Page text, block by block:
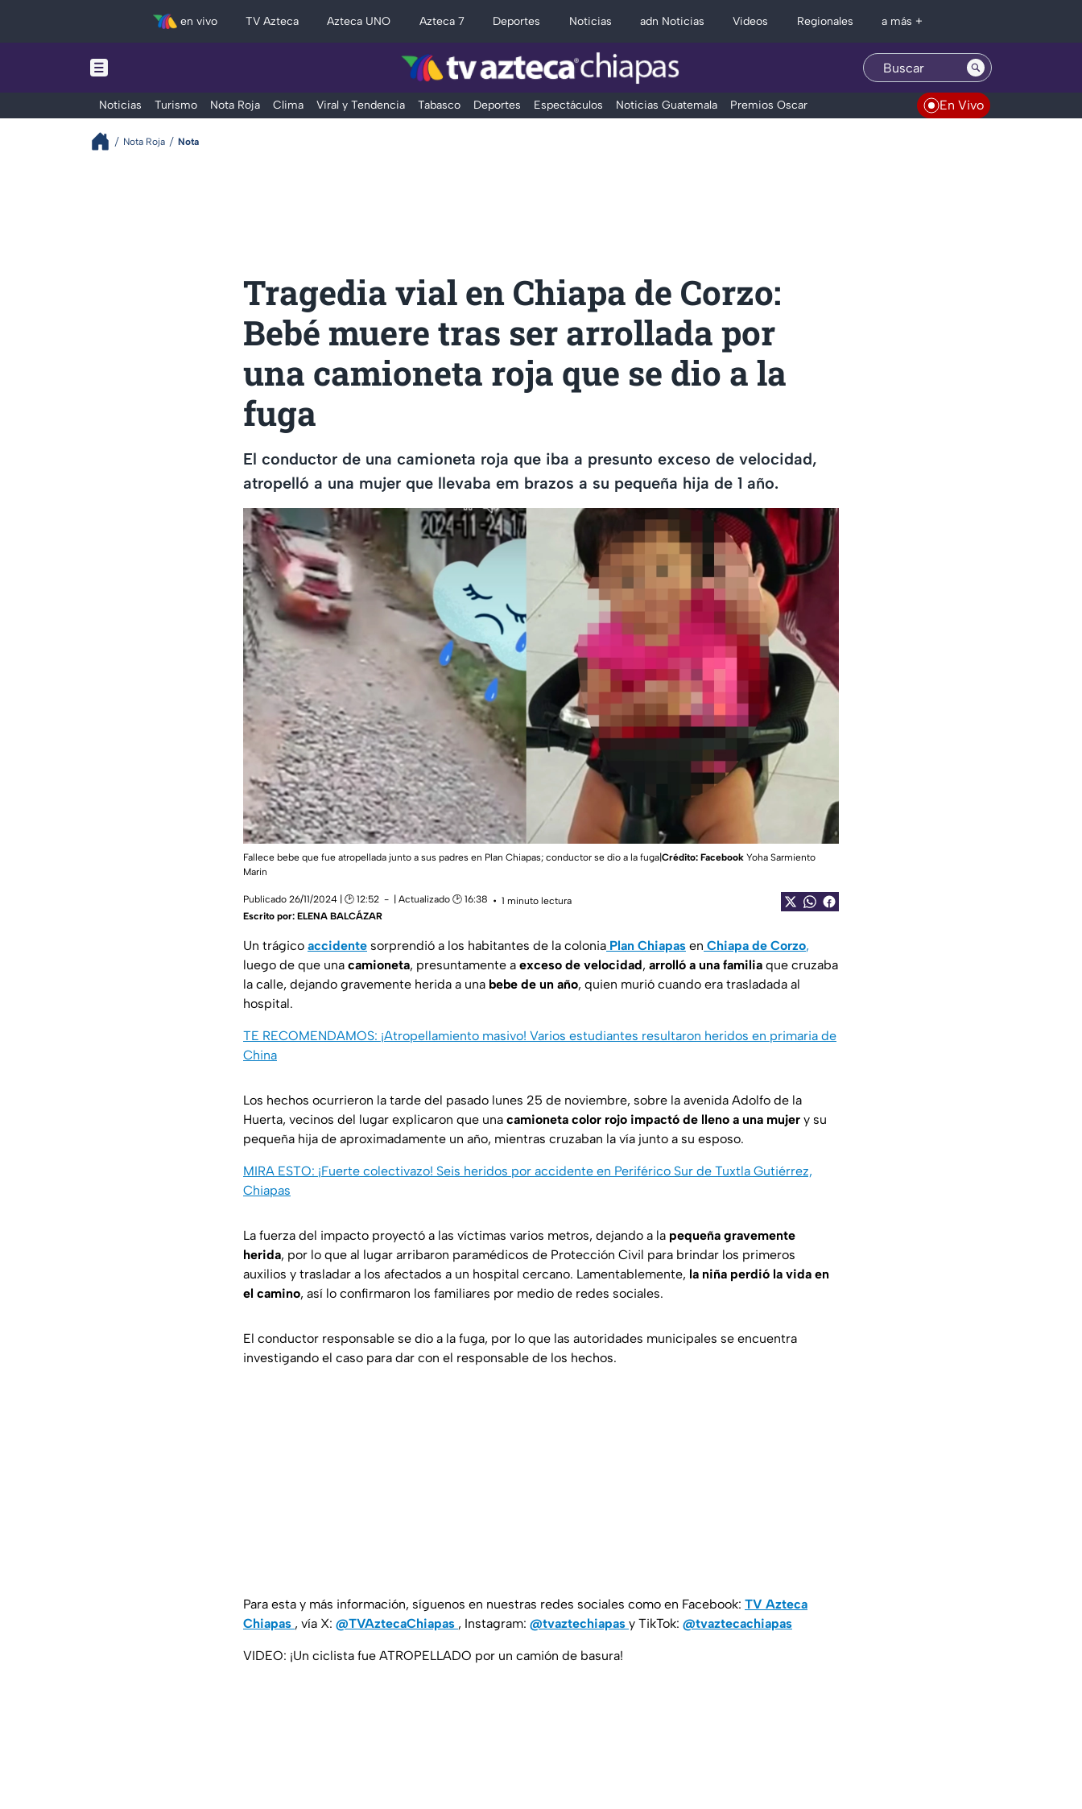
en vivo TV Azteca Azteca UNO Azteca 7 Deportes Noticias adn Noticias Videos Regionales a más +
Noticias Turismo Nota Roja Clima Viral y Tendencia Tabasco Deportes Espectáculos Noticias Guatemala Premios Oscar En Vivo
Nota Roja Nota
Tragedia vial en Chiapa de Corzo:
Bebé muere tras ser arrollada por
una camioneta roja que se dio a la
fuga
El conductor de una camioneta roja que iba a presunto exceso de velocidad,
atropelló a una mujer que llevaba em brazos a su pequeña hija de 1 año.
Fallece bebe que fue atropellada junto a sus padres en Plan Chiapas; conductor se dio a la fuga| Crédito: Facebook Yoha Sarmiento
Marin
Publicado 26/11/2024 | 🕑 12:52 | Actualizado 🕑 16:38
1 minuto lectura
Escrito por: ELENA BALCÁZAR
Un trágico accidente sorprendió a los habitantes de la colonia Plan Chiapas en Chiapa de Corzo,
luego de que una camioneta, presuntamente a exceso de velocidad, arrolló a una familia que cruzaba
la calle, dejando gravemente herida a una bebe de un año, quien murió cuando era trasladada al
hospital.
TE RECOMENDAMOS: ¡Atropellamiento masivo! Varios estudiantes resultaron heridos en primaria de
China
Los hechos ocurrieron la tarde del pasado lunes 25 de noviembre, sobre la avenida Adolfo de la
Huerta, vecinos del lugar explicaron que una camioneta color rojo impactó de lleno a una mujer y su
pequeña hija de aproximadamente un año, mientras cruzaban la vía junto a su esposo.
MIRA ESTO: ¡Fuerte colectivazo! Seis heridos por accidente en Periférico Sur de Tuxtla Gutiérrez,
Chiapas
La fuerza del impacto proyectó a las víctimas varios metros, dejando a la pequeña gravemente
herida, por lo que al lugar arribaron paramédicos de Protección Civil para brindar los primeros
auxilios y trasladar a los afectados a un hospital cercano. Lamentablemente, la niña perdió la vida en
el camino, así lo confirmaron los familiares por medio de redes sociales.
El conductor responsable se dio a la fuga, por lo que las autoridades municipales se encuentra
investigando el caso para dar con el responsable de los hechos.
Para esta y más información, síguenos en nuestras redes sociales como en Facebook: TV Azteca
Chiapas , vía X: @TVAztecaChiapas , Instagram: @tvaztechiapas y TikTok: @tvaztecachiapas
VIDEO: ¡Un ciclista fue ATROPELLADO por un camión de basura!